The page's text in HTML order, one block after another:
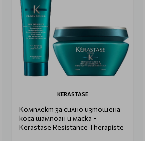
KERASTASE
Комплект за силно изтощена
коса шампоан и маска -
Kerastase Resistance Therapiste